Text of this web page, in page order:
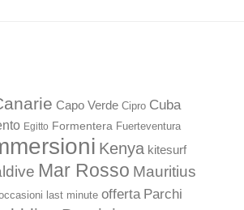
Capo Verde Cipro Cuba
Egitto Formentera Fuerteventura
Kenya kitesurf
Mar Rosso Mauritius
last minute offerta Parchi